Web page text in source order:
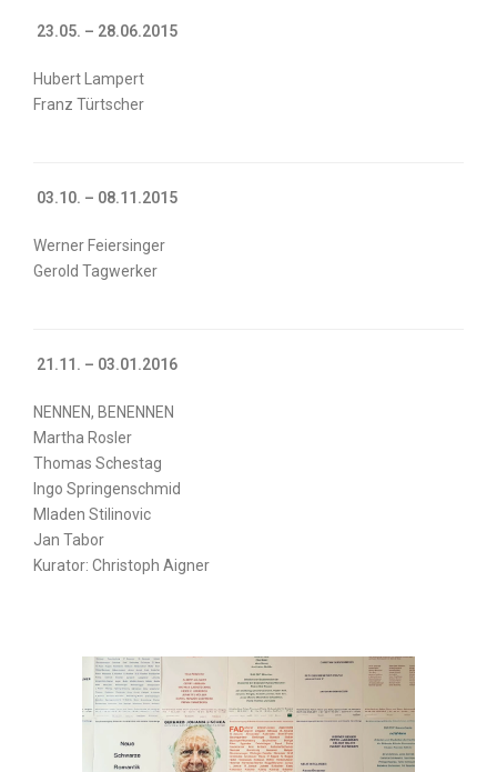
23.05. – 28.06.2015
Hubert Lampert
Franz Türtscher
03.10. – 08.11.2015
Werner Feiersinger
Gerold Tagwerker
21.11. – 03.01.2016
NENNEN, BENENNEN
Martha Rosler
Thomas Schestag
Ingo Springenschmid
Mladen Stilinovic
Jan Tabor
Kurator: Christoph Aigner